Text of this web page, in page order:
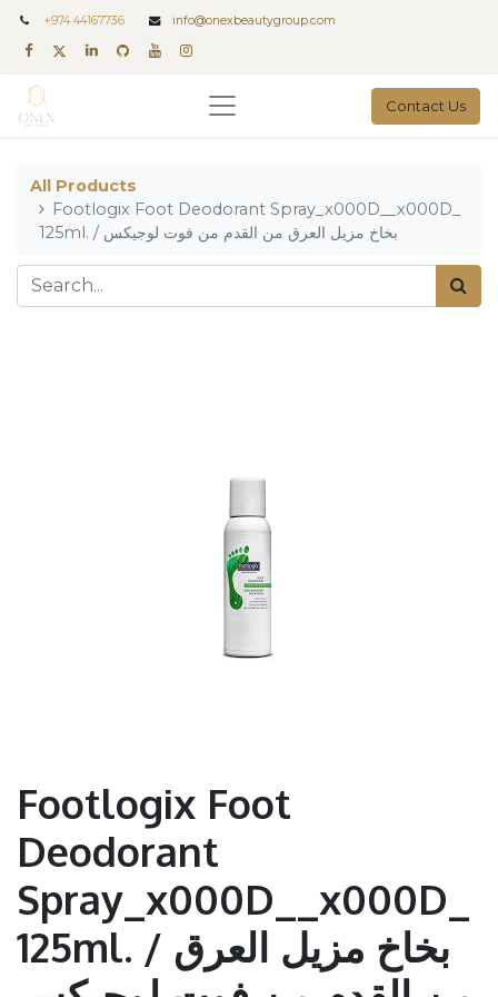
+974 44167736 info@onexbeautygroup.com
Contact Us
All Products
Footlogix Foot Deodorant Spray_x000D__x000D_
125ml. / بخاخ مزيل العرق من القدم من فوت لوجيكس
Footlogix Foot
Deodorant
Spray_x000D__x000D_
125ml. / بخاخ مزيل العرق